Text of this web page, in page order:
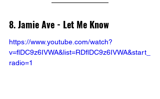
8. Jamie Ave - Let Me Know
https://www.youtube.com/watch?
v=flDC9z6IVWA&list=RDflDC9z6IVWA&start_
radio=1